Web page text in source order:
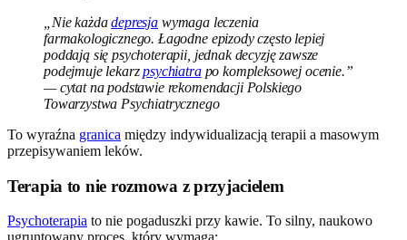
„Nie każdadepresjawymaga leczenia
farmakologicznego. Łagodne epizody często lepiej
poddają się psychoterapii, jednak decyzję zawsze
podejmuje lekarzpsychiatrapo kompleksowej ocenie.”
— cytat na podstawie rekomendacji Polskiego
Towarzystwa Psychiatrycznego
To wyraźna granica między indywidualizacją terapii a masowym
przepisywaniem leków.
Terapia to nie rozmowa z przyjacielem
Psychoterapia to nie pogaduszki przy kawie. To silny, naukowo